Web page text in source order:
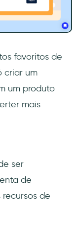
favoritos de
criar um
um produto
mais
ser
de
de